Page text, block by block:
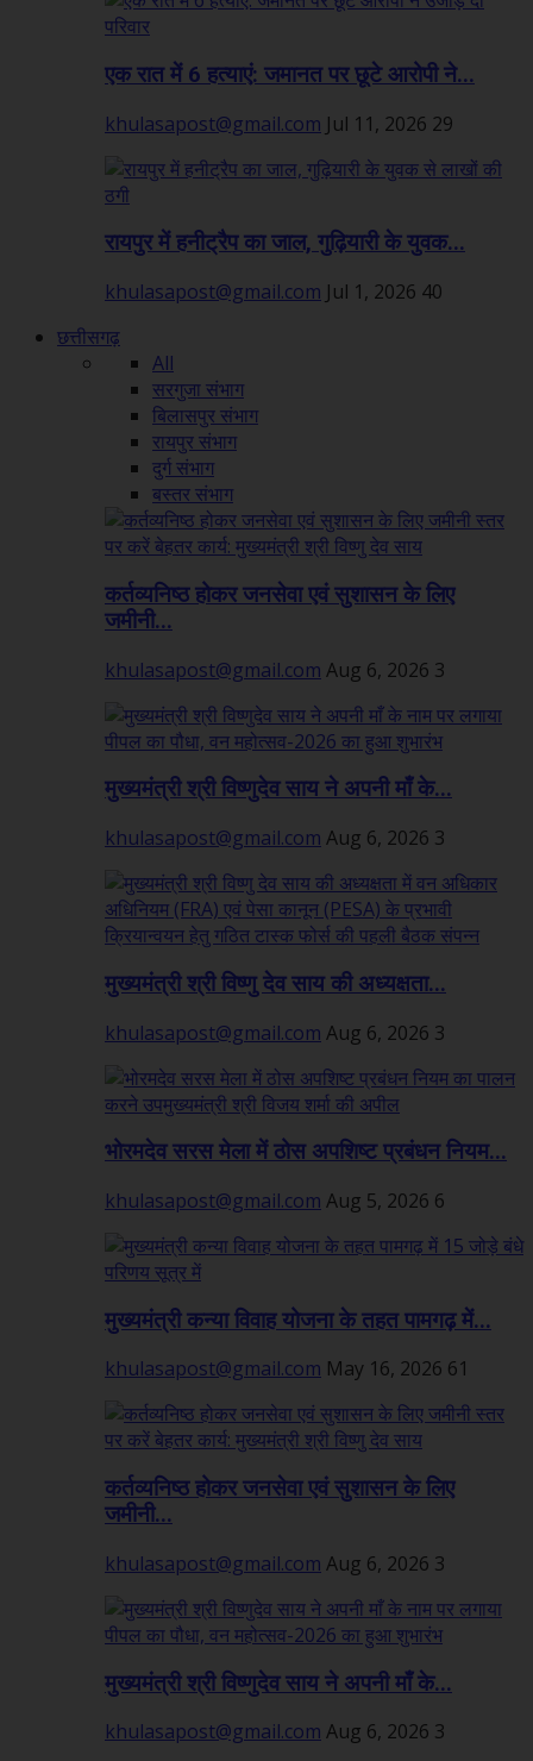
एक रात में 6 हत्याएं: जमानत पर छूटे आरोपी ने...
khulasapost@gmail.com Jul 11, 2026 29
रायपुर में हनीट्रैप का जाल, गुढ़ियारी के युवक...
khulasapost@gmail.com Jul 1, 2026 40
छत्तीसगढ़
All
सरगुजा संभाग
बिलासपुर संभाग
रायपुर संभाग
दुर्ग संभाग
बस्तर संभाग
कर्तव्यनिष्ठ होकर जनसेवा एवं सुशासन के लिए
जमीनी...
khulasapost@gmail.com Aug 6, 2026 3
मुख्यमंत्री श्री विष्णुदेव साय ने अपनी माँ के...
khulasapost@gmail.com Aug 6, 2026 3
मुख्यमंत्री श्री विष्णु देव साय की अध्यक्षता...
khulasapost@gmail.com Aug 6, 2026 3
भोरमदेव सरस मेला में ठोस अपशिष्ट प्रबंधन नियम...
khulasapost@gmail.com Aug 5, 2026 6
मुख्यमंत्री कन्या विवाह योजना के तहत पामगढ़ में...
khulasapost@gmail.com May 16, 2026 61
कर्तव्यनिष्ठ होकर जनसेवा एवं सुशासन के लिए
जमीनी...
khulasapost@gmail.com Aug 6, 2026 3
मुख्यमंत्री श्री विष्णुदेव साय ने अपनी माँ के...
khulasapost@gmail.com Aug 6, 2026 3